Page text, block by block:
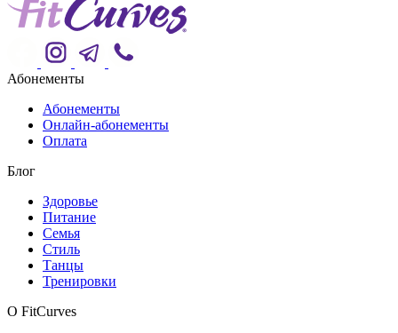
Абонементы
Абонементы
Онлайн-абонементы
Оплата
Блог
Здоровье
Питание
Семья
Стиль
Танцы
Тренировки
О FitCurves